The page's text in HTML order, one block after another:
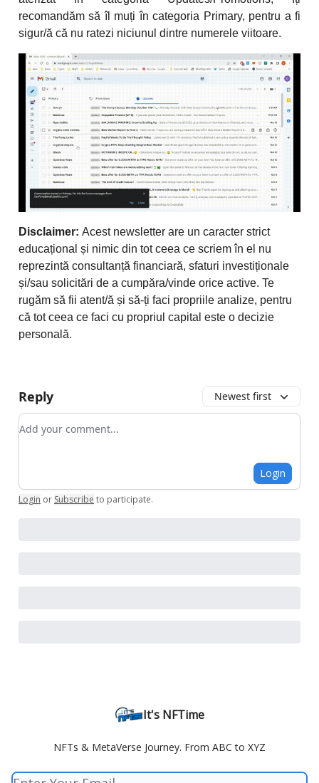
recomandăm să îl muți în categoria Primary, pentru a fi
sigur/ă că nu ratezi niciunul dintre numerele viitoare.
Disclaimer: Acest newsletter are un caracter strict
educațional și nimic din tot ceea ce scriem în el nu
reprezintă consultanță financiară, sfaturi investiționale
și/sau solicitări de a cumpăra/vinde orice active. Te
rugăm să fii atent/ă și să-ți faci propriile analize, pentru
că tot ceea ce faci cu propriul capital este o decizie
personală.
Reply Newest first
Add your comment
Login
Login or Subscribe to participate.
It's NFTime
NFTs & MetaVerse Journey. From ABC to XYZ